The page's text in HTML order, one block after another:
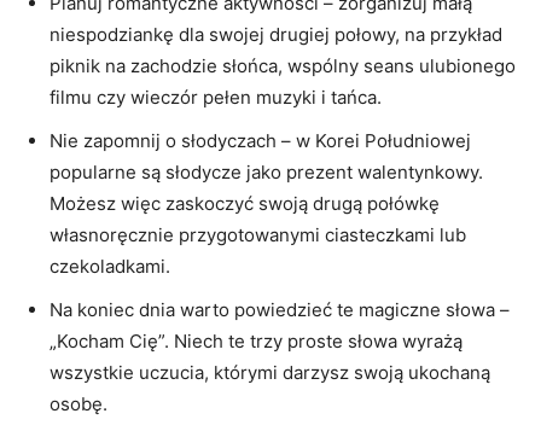
niespodziankę dla swojej drugiej połowy, na przykład
piknik na zachodzie słońca, wspólny seans ⁣ulubionego
filmu czy wieczór pełen muzyki i tańca.
Nie zapomnij o słodyczach – w Korei ⁢Południowej
popularne są słodycze jako prezent walentynkowy.
⁢Możesz więc zaskoczyć ⁤swoją drugą połówkę
własnoręcznie przygotowanymi ciasteczkami lub
czekoladkami.
Na koniec dnia warto powiedzieć ⁢te magiczne słowa –
„Kocham⁤ Cię”.⁢ Niech‍ te⁣ trzy proste słowa wyrażą
wszystkie uczucia, którymi darzysz swoją ukochaną ​
osobę.